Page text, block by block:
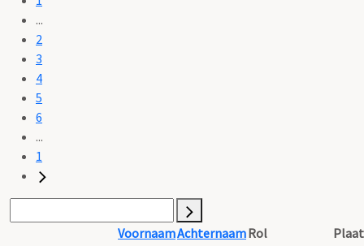
...
2
3
4
5
6
...
1
VoornaamAchternaamRol